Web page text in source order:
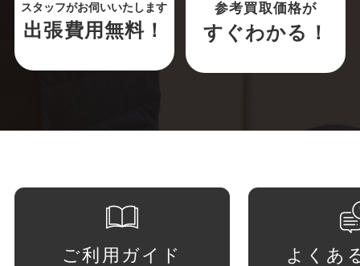
スタッフがお伺いいたします
出張費用無料！
参考買取価格が
すぐわかる！
ご利用ガイド よくあ